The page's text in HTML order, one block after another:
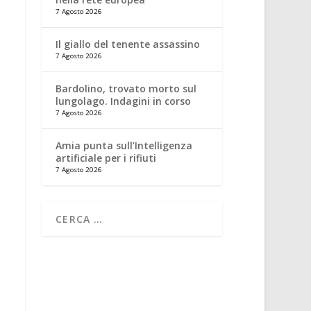
7 Agosto 2026
Il giallo del tenente assassino
7 Agosto 2026
Bardolino, trovato morto sul
lungolago. Indagini in corso
7 Agosto 2026
Amia punta sull’Intelligenza
artificiale per i rifiuti
7 Agosto 2026